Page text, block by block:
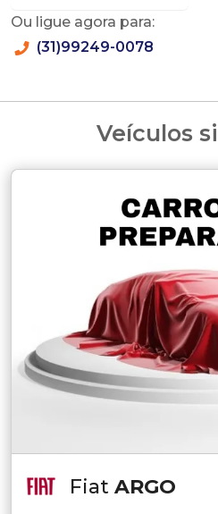
Ou ligue agora para:
(31)99249-0078
Veículos
Fiat ARGO